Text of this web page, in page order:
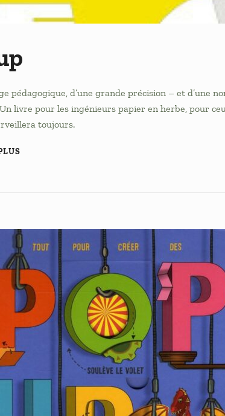
pédagogique, d’une grande précision – et d’une
livre pour les ingénieurs papier en herbe, pour
toujours.